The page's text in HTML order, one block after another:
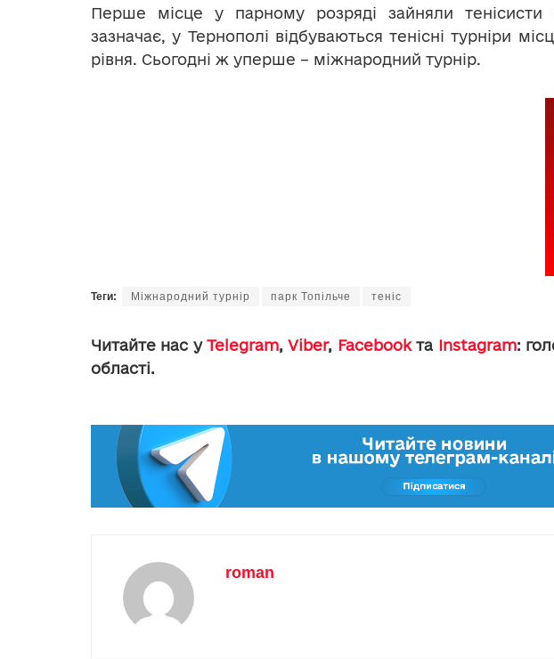
Перше місце у парному розряді зайняли тенісисти
зазначає, у Тернополі відбуваються тенісні турніри
рівня. Сьогодні ж уперше – міжнародний турнір.
Теги: Міжнародний турнір парк Топільче теніс
Читайте нас уTelegram,Viber, Facebookта Instagram:
області.
roman